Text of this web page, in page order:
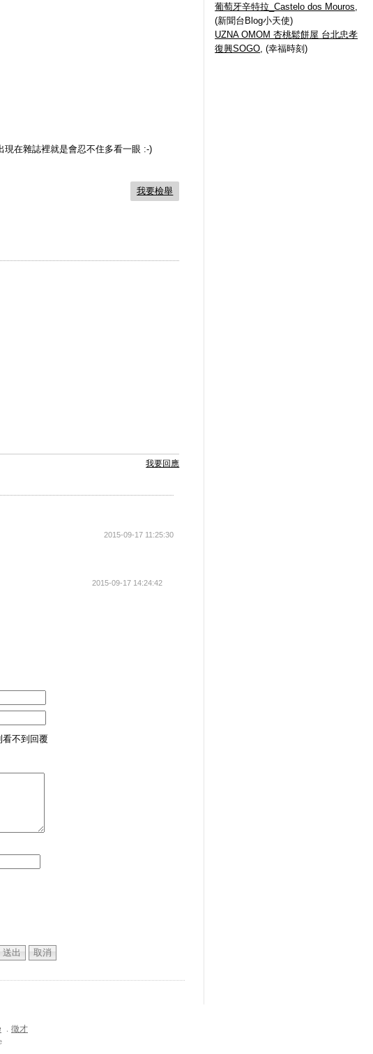
在雜誌裡就是會忍不住多看一眼 :-)
我要檢舉
我要回應
2015-09-17 11:25:30
2015-09-17 14:24:42
看不到回覆
葡萄牙辛特拉_Castelo dos Mouros,
(新聞台Blog小天使)
UZNA OMOM 杏桃鬆餅屋 台北忠孝
復興SOGO, (幸福時刻)
． 徵才